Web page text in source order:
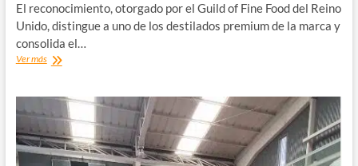
El reconocimiento, otorgado por el Guild of Fine Food del Reino
Unido, distingue a uno de los destilados premium de la marca y
consolida el…
Ver másAlto
Etiqueta
Negra
hace
historia
como